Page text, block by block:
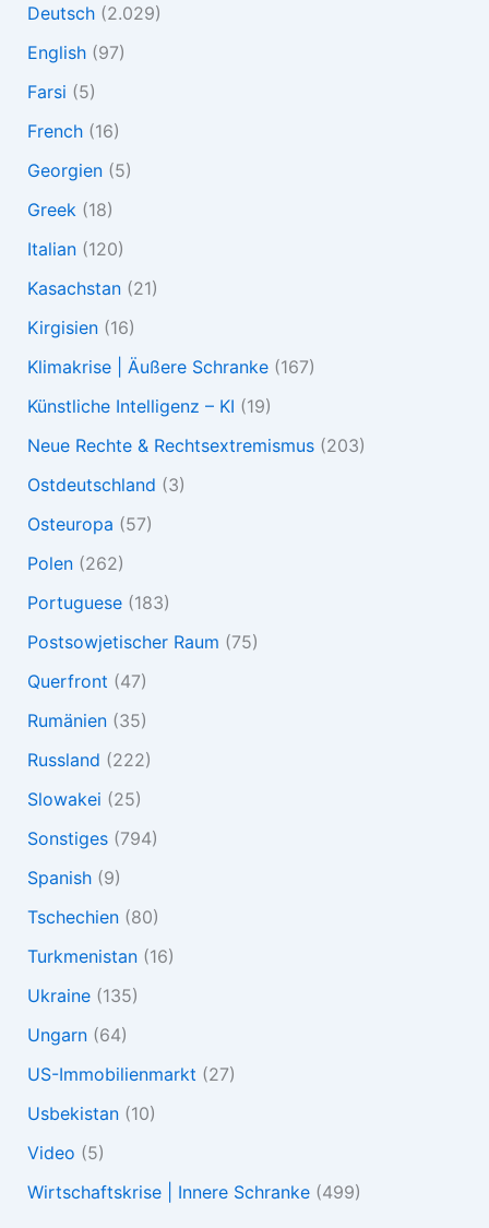
Deutsch(2.029)
English(97)
Farsi (5)
French(16)
Georgien(5)
Greek (18)
Italian(120)
Kasachstan(21)
Kirgisien(16)
Klimakrise | Äußere Schranke(167)
Künstliche Intelligenz – KI (19)
Neue Rechte & Rechtsextremismus(203)
Ostdeutschland (3)
Osteuropa (57)
Polen(262)
Portuguese(183)
Postsowjetischer Raum (75)
Querfront (47)
Rumänien(35)
Russland (222)
Slowakei (25)
Sonstiges(794)
Spanish(9)
Tschechien(80)
Turkmenistan(16)
Ukraine(135)
Ungarn(64)
US-Immobilienmarkt (27)
Usbekistan(10)
Video (5)
Wirtschaftskrise | Innere Schranke(499)